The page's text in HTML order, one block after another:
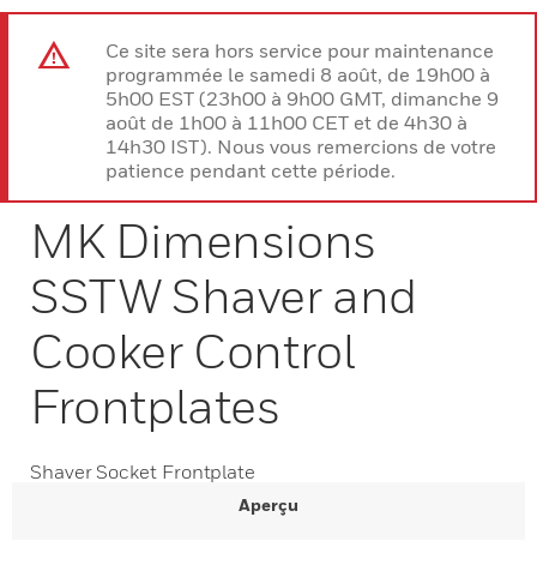
Ce site sera hors service pour maintenance
programmée le samedi 8 août, de 19h00 à
5h00 EST (23h00 à 9h00 GMT, dimanche 9
août de 1h00 à 11h00 CET et de 4h30 à
14h30 IST). Nous vous remercions de votre
patience pendant cette période.
MK Dimensions
SSTW Shaver and
Cooker Control
Frontplates
Shaver Socket Frontplate
Aperçu